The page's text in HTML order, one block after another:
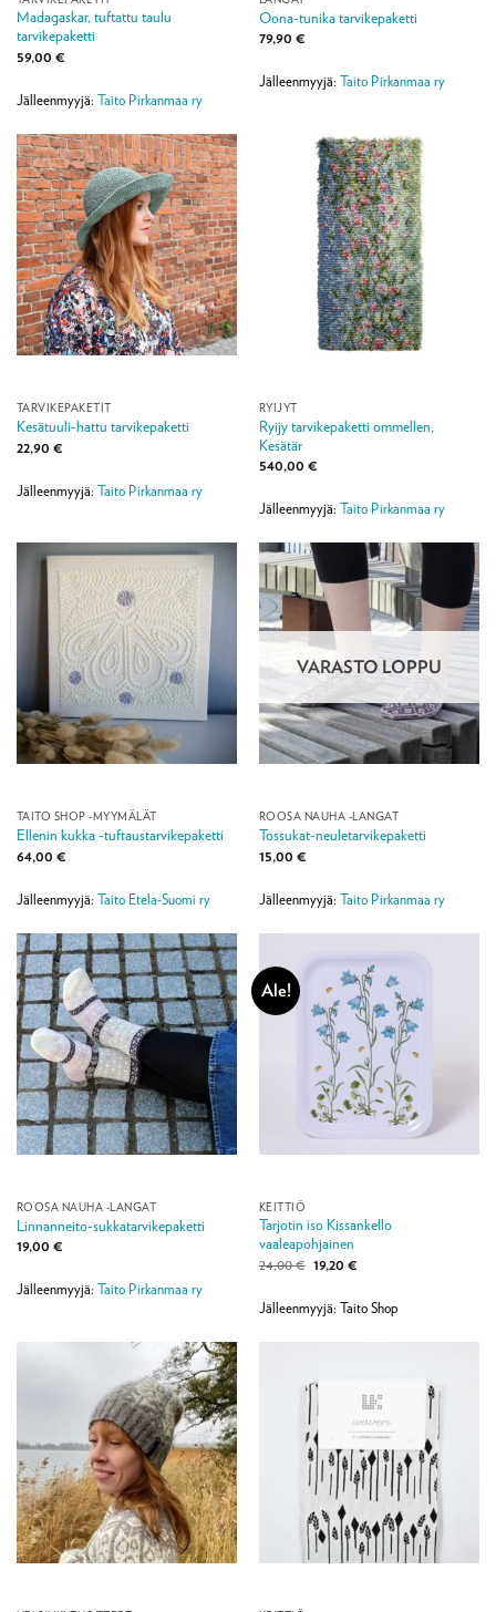
Madagaskar, tuftattu taulu
tarvikepaketti
59,00 €
Jälleenmyyjä: Taito Pirkanmaa ry
Oona-tunika tarvikepaketti
79,90 €
Jälleenmyyjä: Taito Pirkanmaa ry
TARVIKEPAKETIT
Kesätuuli-hattu tarvikepaketti
22,90 €
Jälleenmyyjä: Taito Pirkanmaa ry
RYIJYT
Ryijy tarvikepaketti ommellen,
Kesätär
540,00 €
Jälleenmyyjä: Taito Pirkanmaa ry
TAITO SHOP -MYYMÄLÄT
Ellenin kukka -tuftaustarvikepaketti
64,00 €
Jälleenmyyjä: Taito Etela-Suomi ry
VARASTO LOPPU
ROOSA NAUHA -LANGAT
Tossukat-neuletarvikepaketti
15,00 €
Jälleenmyyjä: Taito Pirkanmaa ry
ROOSA NAUHA -LANGAT
Linnanneito-sukkatarvikepaketti
19,00 €
Jälleenmyyjä: Taito Pirkanmaa ry
Ale!
KEITTIÖ
Tarjotin iso Kissankello
vaaleapohjainen
24,00€ Alkuperäinen
hinta
24,00 €.
19,20 €Nykyinen
19,20 €.
Jälleenmyyjä: Taito Shop